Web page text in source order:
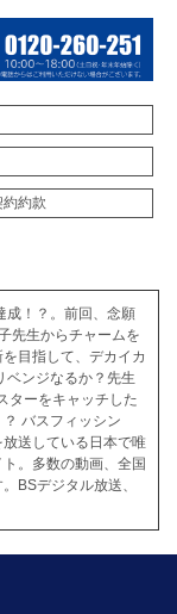
約款
成！？。前回、念願
先生からチャームを
目指して、デカイカ
ベンジなるか？先生
ターをキャッチした
バスフィッシン
送している日本で唯
。多数の動画、全国
BSデジタル放送、